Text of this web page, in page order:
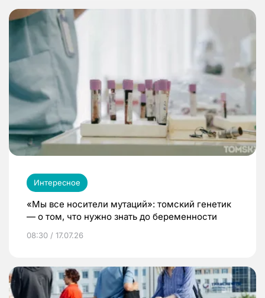
Интересное
«Мы все носители мутаций»: томский генетик
— о том, что нужно знать до беременности
08:30 / 17.07.26